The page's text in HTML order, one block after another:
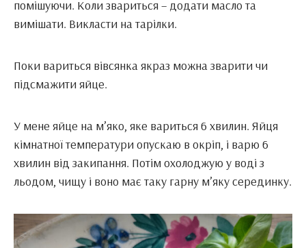
помішуючи. Коли звариться – додати масло та
вимішати. Викласти на тарілки.
Поки вариться вівсянка якраз можна зварити чи
підсмажити яйце.
У мене яйце на м’яко, яке вариться 6 хвилин. Яйця
кімнатної температури опускаю в окріп, і варю 6
хвилин від закипання. Потім охолоджую у воді з
льодом, чищу і воно має таку гарну м’яку серединку.